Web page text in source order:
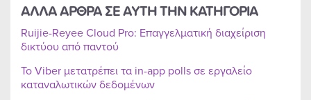
ΑΛΛΑ ΑΡΘΡΑ ΣΕ ΑΥΤΗ ΤΗΝ ΚΑΤΗΓΟΡΙΑ
Ruijie-Reyee Cloud Pro: Επαγγελματική διαχείριση
δικτύου από παντού
Το Viber μετατρέπει τα in-app polls σε εργαλείο
καταναλωτικών δεδομένων